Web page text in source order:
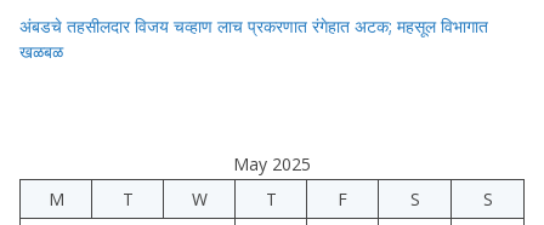
अंबडचे तहसीलदार विजय चव्हाण लाच प्रकरणात रंगेहात अटक; महसूल विभागात
खळबळ
May 2025
M
T W T F S
S